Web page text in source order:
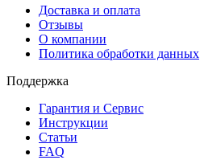
Доставка и оплата
Отзывы
О компании
Политика обработки данных
Поддержка
Гарантия и Сервис
Инструкции
Статьи
FAQ